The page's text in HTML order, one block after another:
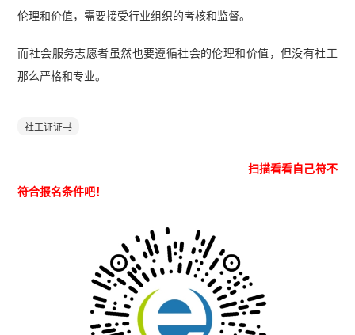
伦理和价值，需要接受行业组织的考核和监督。
而社会服务志愿者虽然也要遵循社会的伦理和价值，但没有社工
那么严格和专业。
社工证证书
扫描看看自己符不
符合报名条件吧！